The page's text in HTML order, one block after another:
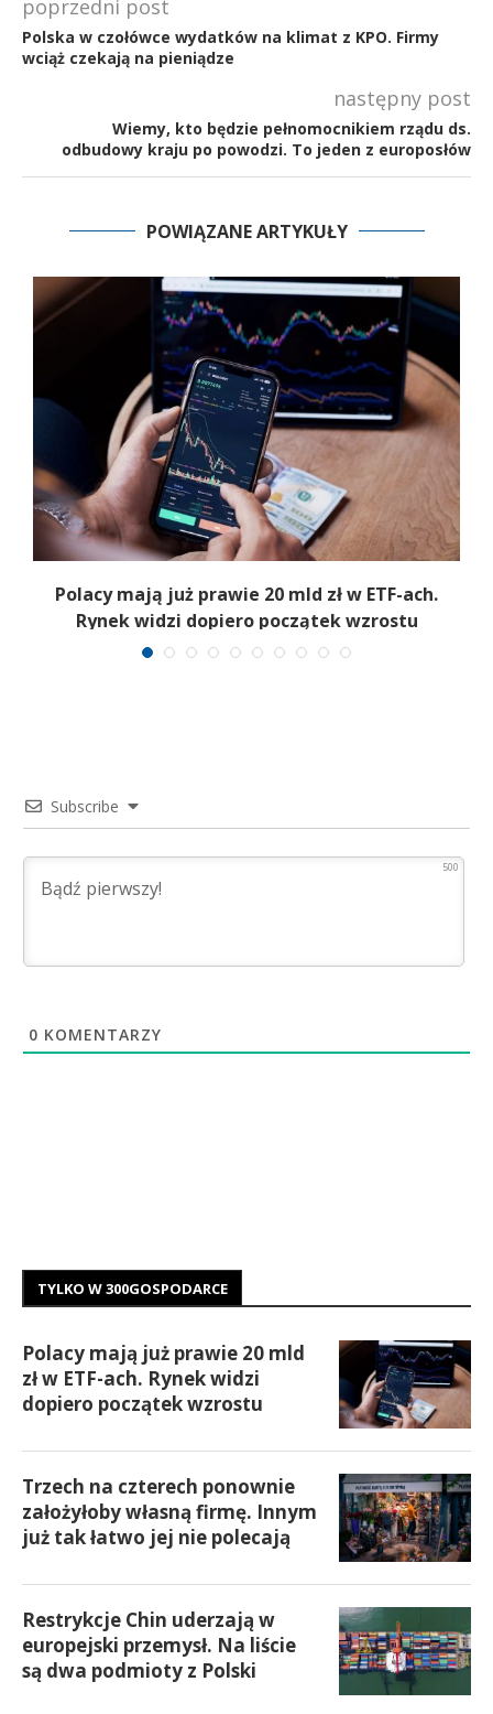
poprzedni post
Polska w czołówce wydatków na klimat z KPO. Firmy
wciąż czekają na pieniądze
następny post
Wiemy, kto będzie pełnomocnikiem rządu ds.
odbudowy kraju po powodzi. To jeden z europosłów
POWIĄZANE ARTYKUŁY
Polacy mają już prawie 20 mld zł w ETF-ach.
Rynek widzi dopiero początek wzrostu
Subscribe
500
0 KOMENTARZY
TYLKO W 300GOSPODARCE
Polacy mają już prawie 20 mld
zł w ETF-ach. Rynek widzi
dopiero początek wzrostu
Trzech na czterech ponownie
założyłoby własną firmę. Innym
już tak łatwo jej nie polecają
Restrykcje Chin uderzają w
europejski przemysł. Na liście
są dwa podmioty z Polski